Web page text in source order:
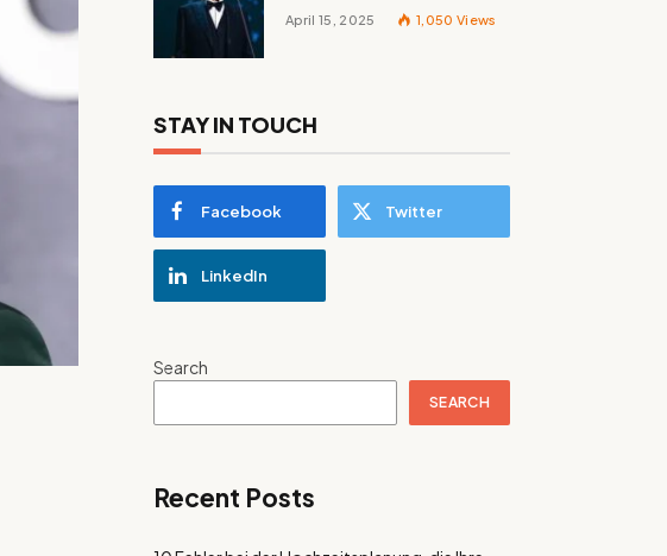
berühmte Lieder,
April 15, 2025 1,050 Views
STAY IN TOUCH
Facebook Twitter
LinkedIn
Search
SEARCH
Recent Posts